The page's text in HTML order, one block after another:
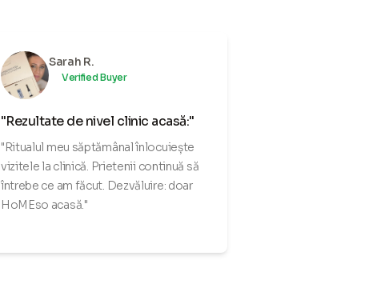
Sarah R.
Verified Buyer
"Rezultate de nivel clinic acasă:"
"Ritualul meu săptămânal înlocuiește
vizitele la clinică. Prietenii continuă să
întrebe ce am făcut. Dezvăluire: doar
HoMEso acasă."